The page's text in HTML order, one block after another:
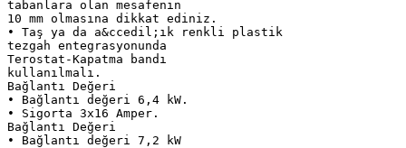
tabanlara olan mesafenin
10 mm olmasına dikkat ediniz.
• Taş ya da a&ccedil;ık renkli plastik
tezgah entegrasyonunda
Terostat-Kapatma bandı
kullanılmalı.
Bağlantı Değeri
• Bağlantı değeri 6,4 kW.
• Sigorta 3x16 Amper.
Bağlantı Değeri
• Bağlantı değeri 7,2 kW